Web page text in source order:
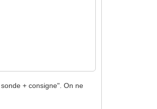
+ consigne". On ne